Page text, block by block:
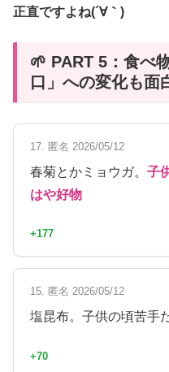
正直ですよね(´∀｀)
🌱 PART 5：食べ
口」への変化も面
17. 匿名 2026/05/12
春菊とかミョウガ。 子
はや好物
+177
15. 匿名 2026/05/12
塩昆布。子供の頃苦手
+70